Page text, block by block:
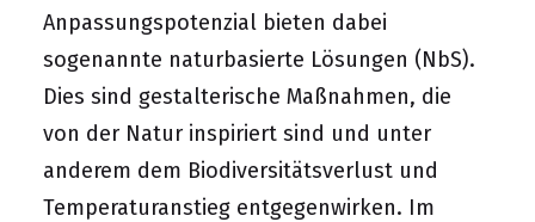
Anpassungspotenzial bieten dabei
sogenannte naturbasierte Lösungen (NbS).
Dies sind gestalterische Maßnahmen, die
von der Natur inspiriert sind und unter
anderem dem Biodiversitätsverlust und
Temperaturanstieg entgegenwirken. Im